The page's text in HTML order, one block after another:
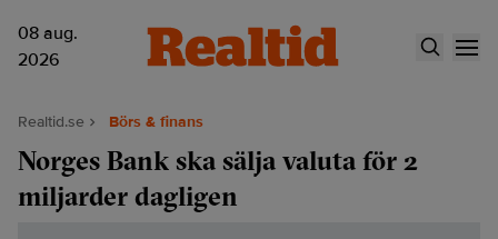
08 aug.
2026
Realtid.se Börs & finans
Norges Bank ska sälja valuta för 2
miljarder dagligen